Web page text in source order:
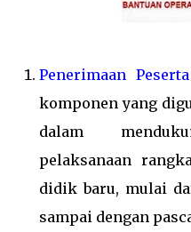
Penerimaan
komponen yang
dalam
pelaksanaan
didik baru, mulai
sampai dengan